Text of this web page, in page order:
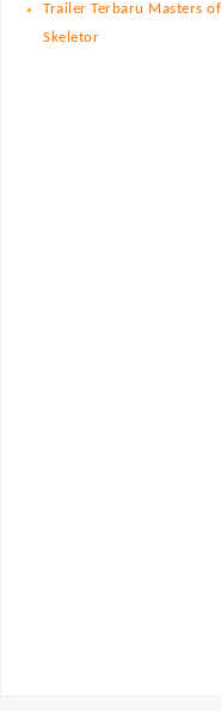
Trailer Terbaru Masters
Skeletor